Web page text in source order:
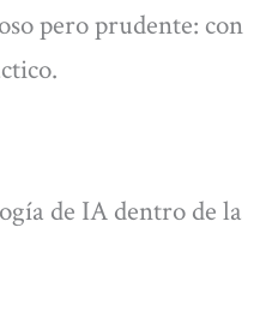
pero prudente: con
de IA dentro de la